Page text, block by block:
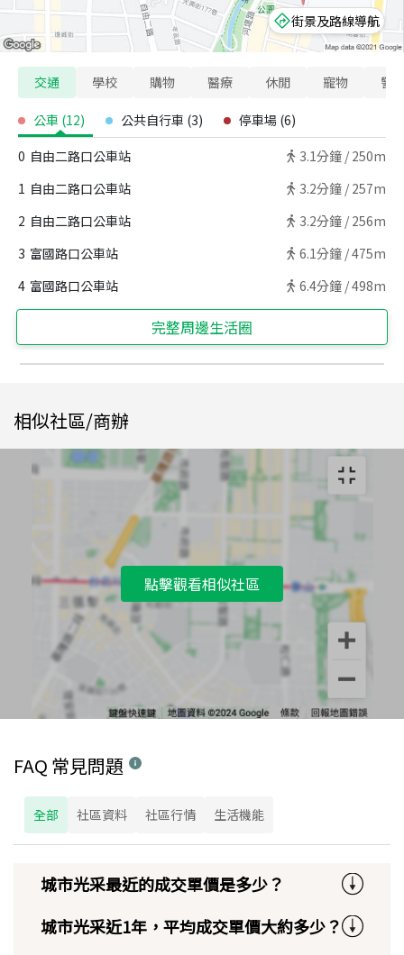
街景及路線導航
交通 學校 購物 醫療 休閒 寵物 警
公車 (12) 公共自行車 (3) 停車場 (6)
0 自由二路口公車站 3.1分鐘 / 250m
1 自由二路口公車站 3.2分鐘 / 257m
2 自由二路口公車站 3.2分鐘 / 256m
3 富國路口公車站 6.1分鐘 /475m
4 富國路口公車站 6.4分鐘 /498m
完整周邊生活圈
相似社區/商辦
點擊觀看相似社區
FAQ 常見問題
全部 社區資料 社區行情 生活機能
城市光采最近的成交單價是多少？
城市光采近1年，平均成交單價大約多少？